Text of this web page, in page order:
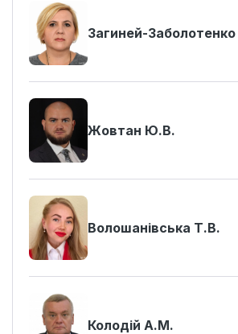
Загиней-
Жовтан Ю.В.
Волошанівська Т.В.
Колодій А.М.